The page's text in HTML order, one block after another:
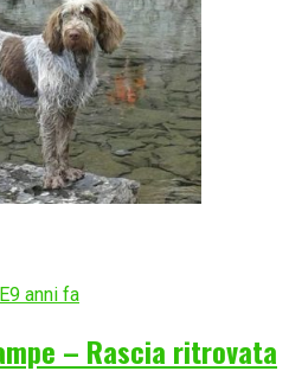
9 anni fa
– Rascia ritrovata